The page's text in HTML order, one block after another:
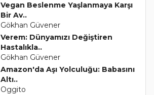
Vegan Beslenme Yaşlanmaya Karşı
Bir Av..
Gökhan Güvener
Verem: Dünyamızı Değiştiren
Hastalıkla..
Gökhan Güvener
Amazon'da Aşı Yolculuğu: Babasını
Altı..
Oggito